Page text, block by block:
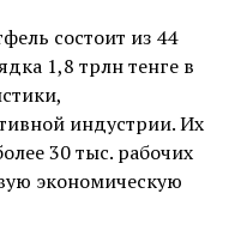
состоит из 44
1,8 трлн тенге в
индустрии. Их
30 тыс. рабочих
экономическую